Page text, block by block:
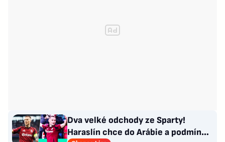
Dva velké odchody ze Sparty!
Haraslín chce do Arábie a podmínky